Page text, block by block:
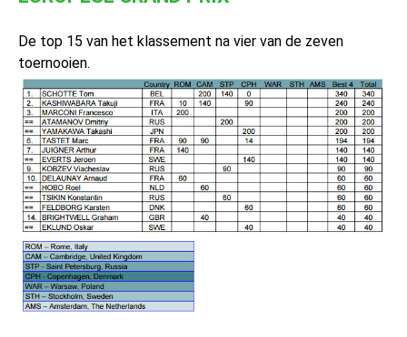
De top 15 van het klassement na vier van de zeven
toernooien.